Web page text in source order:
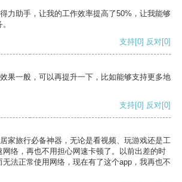
力助手，让我的工作效率提高了50%，让我能够
支持[0] 反对[0]
果一般，可以再提升一下，比如能够支持更多地
支持[0] 反对[0]
家旅行必备神器，无论是看视频、玩游戏还是工
络，再也不用担心网速卡顿了。以前出差的时
法正常使用网络，现在有了这个app，我再也不